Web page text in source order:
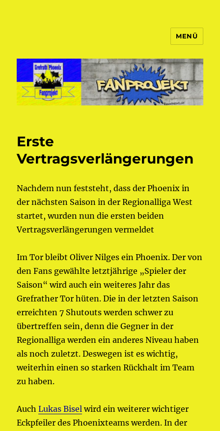
MENÜ
Erste
Vertragsverlängerungen
Nachdem nun feststeht, dass der Phoenix in
der nächsten Saison in der Regionalliga West
startet, wurden nun die ersten beiden
Vertragsverlängerungen vermeldet
Im Tor bleibt Oliver Nilges ein Phoenix. Der von
den Fans gewählte letztjährige „Spieler der
Saison“ wird auch ein weiteres Jahr das
Grefrather Tor hüten. Die in der letzten Saison
erreichten 7 Shutouts werden schwer zu
übertreffen sein, denn die Gegner in der
Regionalliga werden ein anderes Niveau haben
als noch zuletzt. Deswegen ist es wichtig,
weiterhin einen so starken Rückhalt im Team
zu haben.
AuchLukas Bisel wird ein weiterer wichtiger
Eckpfeiler des Phoenixteams werden. In der